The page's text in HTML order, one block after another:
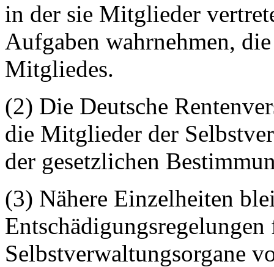
in der sie Mitglieder
Aufgaben wahrnehmen,
Mitgliedes.
(2) Die Deutsche
die Mitglieder der
der gesetzlichen
(3) Nähere Einzelheiten
Selbstverwaltungsorgane